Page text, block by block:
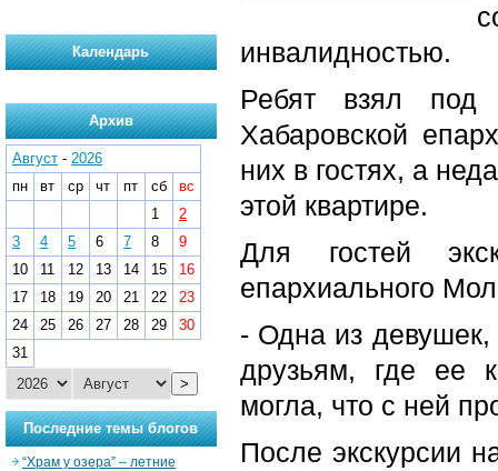
инвалидностью.
Ребят взял под
Хабаровской
них в гостях, а
этой квартире.
Для гостей
епархиального
- Одна из девушек,
друзьям, где ее
могла, что с ней
После экскурсии
Календарь
Архив
Август - 2026
пн
вт ср чт пт сб
вс
1
2
3
4 5 6 7 8
9
10
11 12 13 14 15
16
17
18 19 20 21 22
23
24
25 26 27 28 29
30
31
>
Последние темы блогов
“Храм у озера” – летние